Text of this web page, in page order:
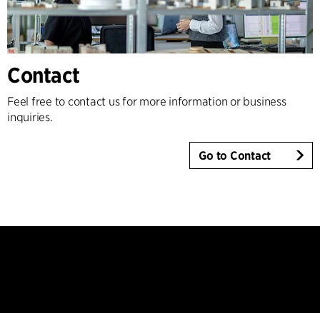
Contact
Feel free to contact us for more information or business
inquiries.
Go to Contact